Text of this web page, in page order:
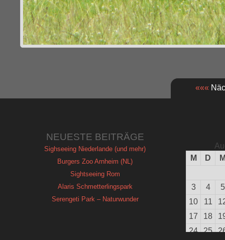
«««
NEUESTE BEITRÄGE
Sighseeing Niederlande (und mehr)
Burgers Zoo Arnheim (NL)
Sightseeing Rom
Alaris Schmetterlingspark
Serengeti Park – Naturwunder
M
D
3 4
5
10
11
17
18
24
25